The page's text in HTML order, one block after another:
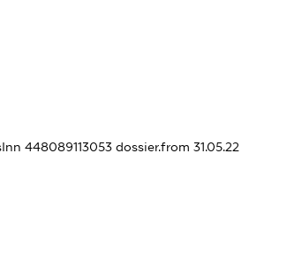
448089113053dossier.from 31.05.22